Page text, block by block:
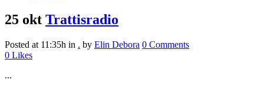
25 okt Trattisradio
Posted at 11:35h in . by Elin Debora 0 Comments
0 Likes
...